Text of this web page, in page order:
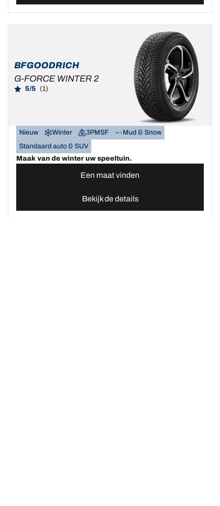
BFGOODRICH
G-FORCE WINTER 2
5/5 (1)
Nieuw Winter 3PMSF
Mud & Snow
Standaard auto & SUV
Maak van de winter uw speeltuin.
Een maat vinden
Bekijk de details